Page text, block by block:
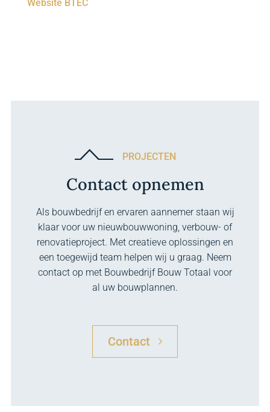
Website BTEC
PROJECTEN
Contact opnemen
Als bouwbedrijf en ervaren aannemer staan wij
klaar voor uw nieuwbouwwoning, verbouw- of
renovatieproject. Met creatieve oplossingen en
een toegewijd team helpen wij u graag. Neem
contact op met Bouwbedrijf Bouw Totaal voor
al uw bouwplannen.
Contact